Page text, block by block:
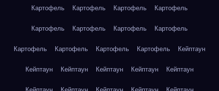
Картофель Картофель Картофель Картофель
Картофель Картофель Картофель Картофель
Картофель Картофель Картофель Картофель Кейптаун
Кейптаун Кейптаун Кейптаун Кейптаун Кейптаун